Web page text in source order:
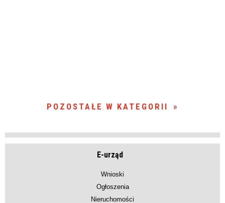
POZOSTAŁE W KATEGORII
E-urząd
Wnioski
Ogłoszenia
Nieruchomości